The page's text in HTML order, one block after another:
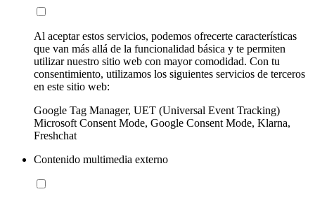
Al aceptar estos servicios, podemos ofrecerte características
que van más allá de la funcionalidad básica y te permiten
utilizar nuestro sitio web con mayor comodidad. Con tu
consentimiento, utilizamos los siguientes servicios de terceros
en este sitio web:
Google Tag Manager, UET (Universal Event Tracking)
Microsoft Consent Mode, Google Consent Mode, Klarna,
Freshchat
Contenido multimedia externo